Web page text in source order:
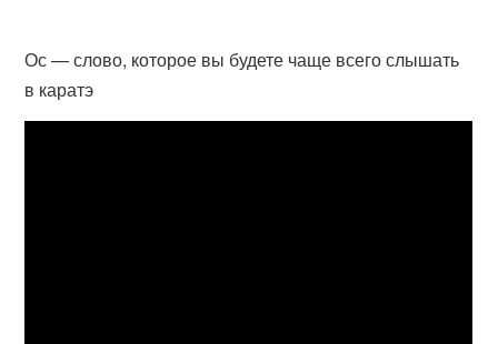
Ос — слово, которое вы будете чаще всего слышать
в каратэ